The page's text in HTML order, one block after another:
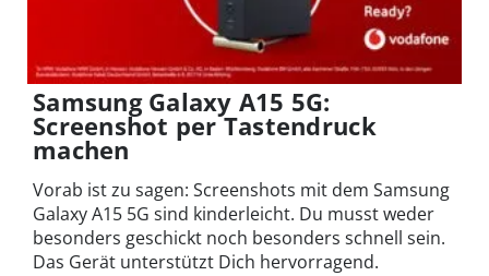
Samsung Galaxy A15 5G:
Screenshot per Tastendruck
machen
Vorab ist zu sagen: Screenshots mit dem Samsung
Galaxy A15 5G sind kinderleicht. Du musst weder
besonders geschickt noch besonders schnell sein.
Das Gerät unterstützt Dich hervorragend.